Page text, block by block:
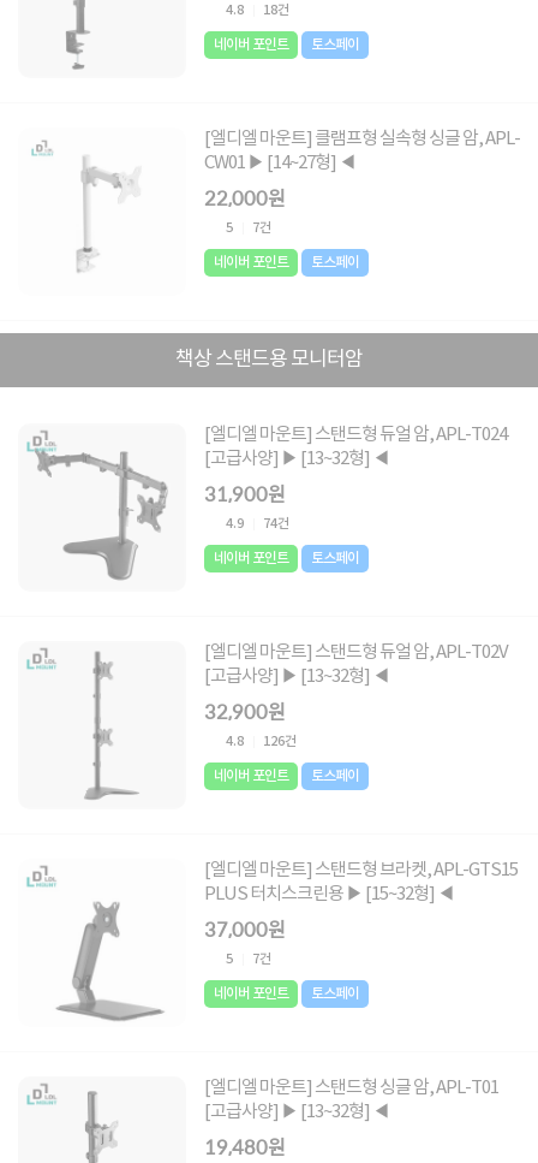
4.8 18건
네이버 포인트 토스페이
[엘디엘 마운트] 클램프형 실속형 싱글 암, APL-
CW01 ▶ [14~27형] ◀
22,000원
5 7건
네이버 포인트 토스페이
책상 스탠드용 모니터암
[엘디엘 마운트] 스탠드형 듀얼 암, APL-T024
[고급사양] ▶ [13~32형] ◀
31,900원
4.9 74건
네이버 포인트 토스페이
[엘디엘 마운트] 스탠드형 듀얼 암, APL-T02V
[고급사양] ▶ [13~32형] ◀
32,900원
4.8 126건
네이버 포인트 토스페이
[엘디엘 마운트] 스탠드형 브라켓, APL-GTS15
PLUS 터치스크린용 ▶ [15~32형] ◀
37,000원
5 7건
네이버 포인트 토스페이
[엘디엘 마운트] 스탠드형 싱글 암, APL-T01
[고급사양] ▶ [13~32형] ◀
19,480원